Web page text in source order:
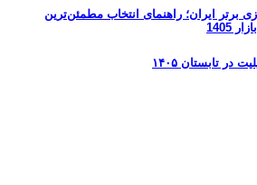
برتر ایران؛ راهنمای انتخاب مطمئن‌ترین
تابستان ۱۴۰۵